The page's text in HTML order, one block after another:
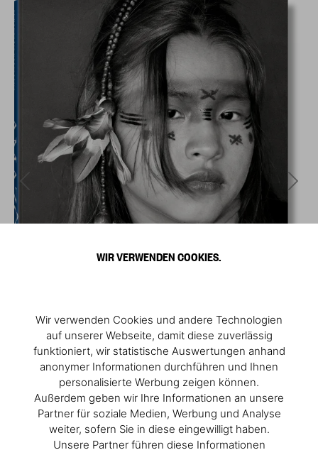
WIR VERWENDEN COOKIES.
Wir verwenden Cookies und andere Technologien
auf unserer Webseite, damit diese zuverlässig
funktioniert, wir statistische Auswertungen anhand
anonymer Informationen durchführen und Ihnen
personalisierte Werbung zeigen können.
Außerdem geben wir Ihre Informationen an unsere
Partner für soziale Medien, Werbung und Analyse
weiter, sofern Sie in diese eingewilligt haben.
Unsere Partner führen diese Informationen